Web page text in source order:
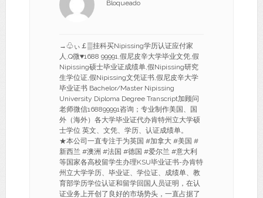
Bloqueado
→♧ぃ￡▒挂科买Nipissing学历认证应付家
人,Q微♥1688 99991,假尼皮辛大学毕业文凭,假
Nipissing硕士毕业证成绩单,假Nipissing研究
生学位证,假Nipissing文凭证书,假尼皮辛大学
毕业证书 Bachelor/Master Nipissing
University Diploma Degree Transcript加顾问
老师微信168899991咨询；专业制作美国、国
外（海外）各大学毕业证代办肯特州立大学硕
士学位 英文、文凭、学历、认证成绩单。
★本公司一直专注于为英国 #加拿大 #美国 #
新西兰 #澳洲 #法国 #德国 #爱尔兰 #意大利
等国家各高校留学生办理KSU毕业证书-办肯特
州立大学学历、毕业证、学位证、成绩单、教
育部学历学位认证和留学回国人员证明，在认
证业务上开创了良好的市场势头，一直占据了